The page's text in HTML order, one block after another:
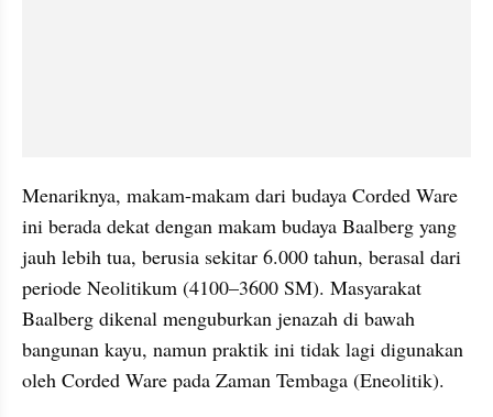
Menariknya, makam-makam dari budaya Corded Ware
ini berada dekat dengan makam budaya Baalberg yang
jauh lebih tua, berusia sekitar 6.000 tahun, berasal dari
periode Neolitikum (4100–3600 SM). Masyarakat
Baalberg dikenal menguburkan jenazah di bawah
bangunan kayu, namun praktik ini tidak lagi digunakan
oleh Corded Ware pada Zaman Tembaga (Eneolitik).